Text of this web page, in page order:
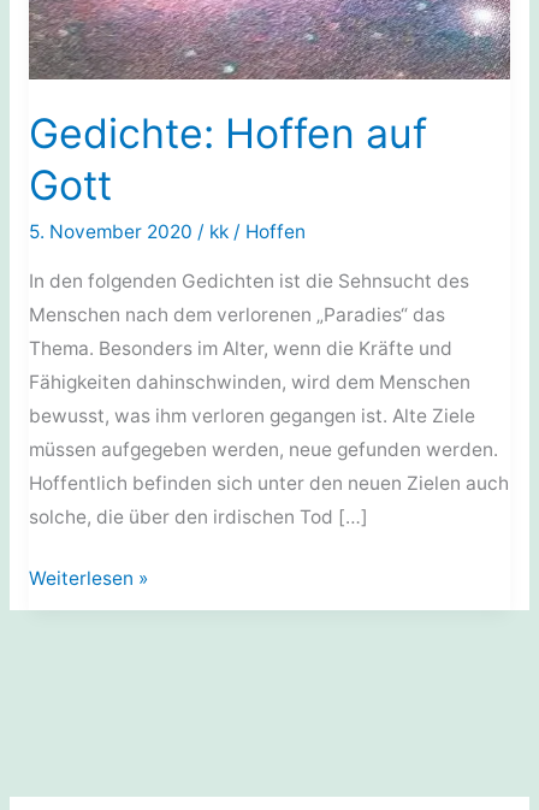
Gedichte: Hoffen auf
Gott
5. November 2020 / kk / Hoffen
In den folgenden Gedichten ist die Sehnsucht des
Menschen nach dem verlorenen „Paradies“ das
Thema. Besonders im Alter, wenn die Kräfte und
Fähigkeiten dahinschwinden, wird dem Menschen
bewusst, was ihm verloren gegangen ist. Alte Ziele
müssen aufgegeben werden, neue gefunden werden.
Hoffentlich befinden sich unter den neuen Zielen auch
solche, die über den irdischen Tod […]
Gedichte:
Hoffen
Weiterlesen »